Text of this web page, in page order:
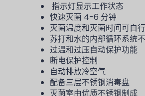
指示灯显示工作状态
快速灭菌 4-6 分钟
灭菌温度和灭菌时间可自
苏打和水的内部循环系统
过温和过压自动保护功能
断电保护控制
自动排放冷空气
配备三层不锈钢消毒盘
灭菌室由优质不锈钢制成